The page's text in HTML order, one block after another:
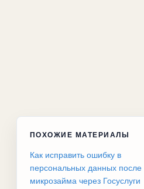
ПОХОЖИЕ МАТЕРИАЛЫ
Как исправить ошибку в
персональных данных после
микрозайма через Госуслуги